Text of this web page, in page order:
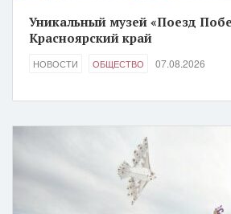
Уникальный музей «Поезд
Красноярский край
НОВОСТИ ОБЩЕСТВО 07.08.2026